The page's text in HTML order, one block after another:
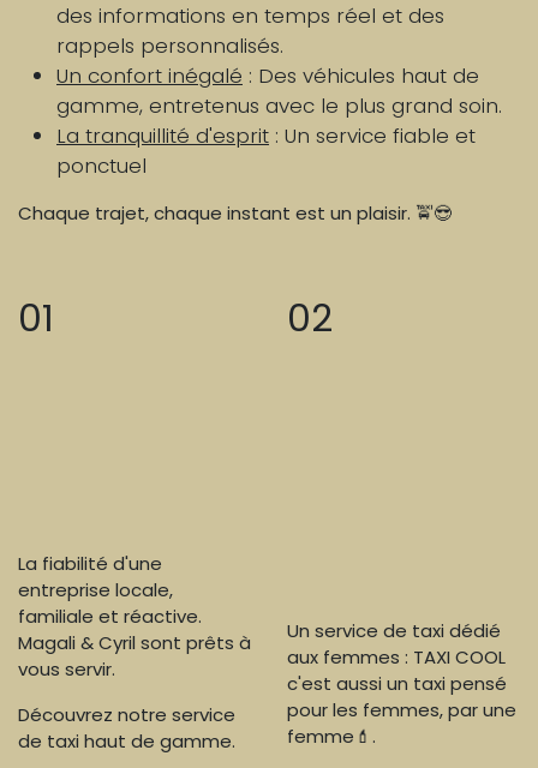
des informations en temps réel et des
rappels personnalisés.
Un confort inégalé : Des véhicules haut de
gamme, entretenus avec le plus grand soin.
La tranquillité d'esprit : Un service fiable et
ponctuel
Chaque trajet, chaque instant est un plaisir. 🚖😎
01
La fiabilité d'une
entreprise locale,
familiale et réactive.
Magali & Cyril sont prêts à
vous servir.
Découvrez notre service
de taxi haut de gamme.
02
Un service de taxi dédié
aux femmes : TAXI COOL
c'est aussi un taxi pensé
pour les femmes, par une
femme💄.